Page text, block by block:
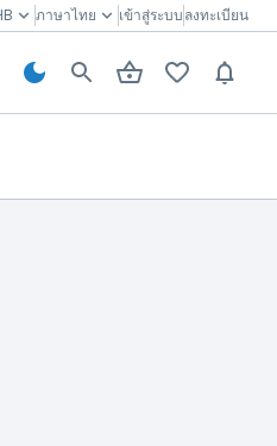
ภาษาไทย เข้าสู่ระบบลงทะเบียน